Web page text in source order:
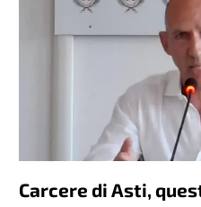
Carcere di Asti,